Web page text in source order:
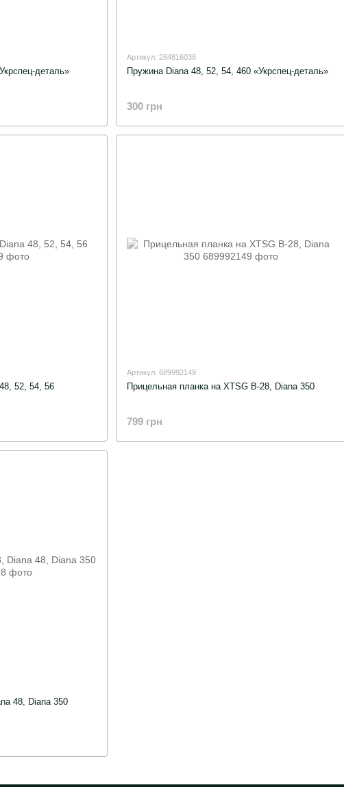
деталь»
Артикул: 284816036
Пружина Diana 48, 52, 54, 460 «Укрспец-деталь»
300 грн
52, 54, 56
Артикул: 689992149
Прицельная планка на XTSG B-28, Diana 350
799 грн
48, Diana 350